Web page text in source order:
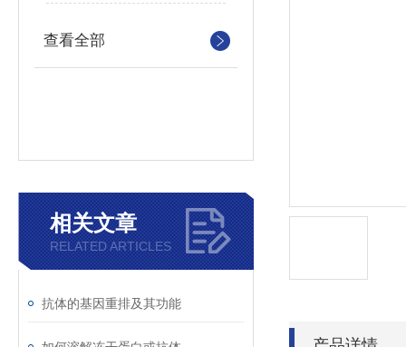
查看全部
相关文章
RELATED ARTICLES
抗体的基因重排及其功能